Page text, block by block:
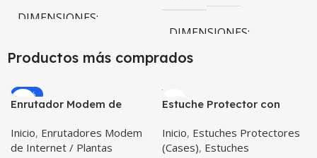
DIMENSIONES
20 × 31 × 49,3 cm
DIMENSIONES
Productos más comprados
-20%
Enrutador Modem de
Libre Todo Operador 4G
LTE SIMCARD
Inicio, Enrutadores Modem
de Internet / Plantas
Estuche Protector con
Tablet Samsung Galaxy
Tab A8 10.5 2021 – 2022
Inicio, Estuches Protectores
(Cases), Estuches